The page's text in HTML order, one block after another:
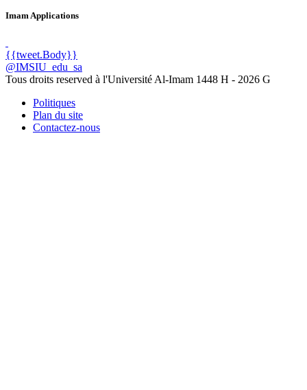
Imam Applications
{{tweet.Body}}
@IMSIU_edu_sa
Tous droits reserved à l'Université Al-Imam 1448 H - 2026 G
Politiques
Plan du site
Contactez-nous